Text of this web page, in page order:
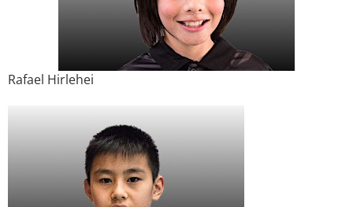
Rafael Hirlehei